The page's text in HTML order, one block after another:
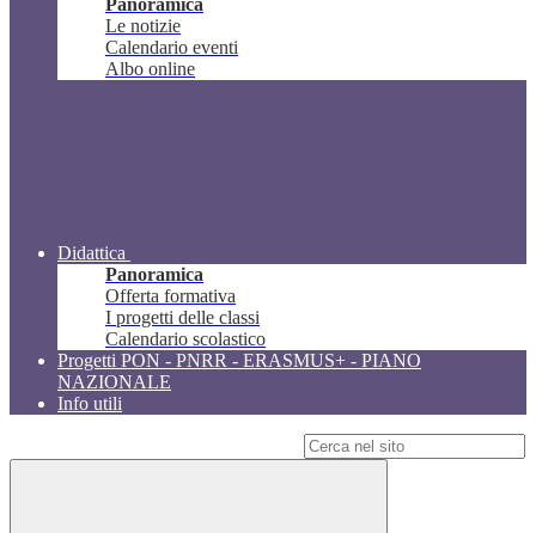
Panoramica
Le notizie
Calendario eventi
Albo online
Didattica
Panoramica
Offerta formativa
I progetti delle classi
Calendario scolastico
Progetti PON - PNRR - ERASMUS+ - PIANO
NAZIONALE
Info utili